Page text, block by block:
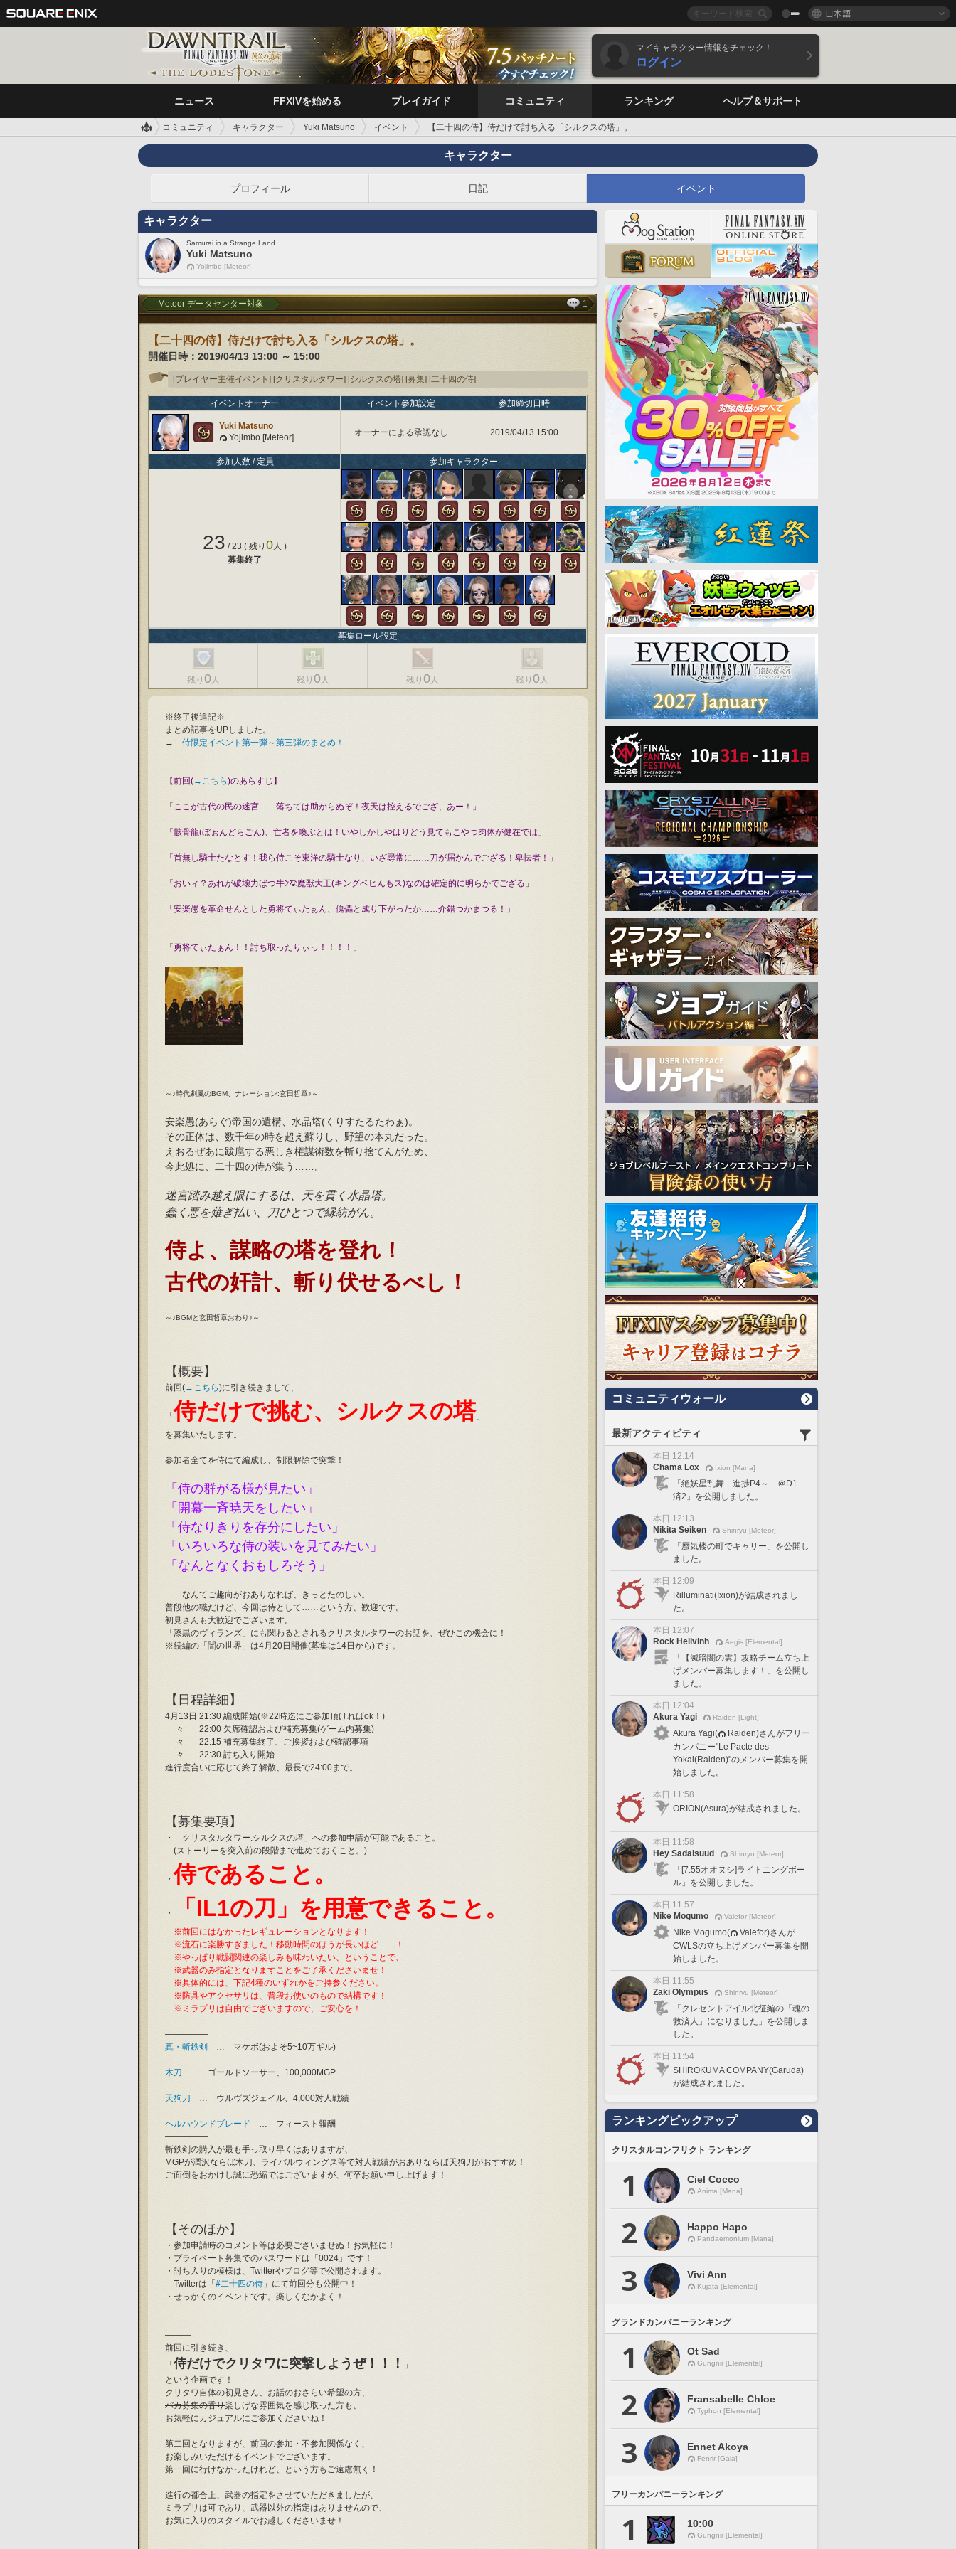
日本語
マイキャラクター情報をチェック！
ログイン
ニュース FFXIVを始める プレイガイド コミュニティ ランキング ヘルプ＆サポート
コミュニティ キャラクター Yuki Matsuno イベント 【二十四の侍】侍だけで討ち入る「シルクスの塔」。
キャラクター
プロフィール 日記 イベント
キャラクター
Samurai in a Strange Land
Yuki Matsuno
Yojimbo [Meteor]
Meteor データセンター対象 1
【二十四の侍】侍だけで討ち入る「シルクスの塔」。
開催日時： 2019/04/13 13:00 ～ 15:00
[プレイヤー主催イベント] [クリスタルタワー] [シルクスの塔] [募集] [二十四の侍]
イベントオーナー イベント参加設定 参加締切日時
Yuki Matsuno
Yojimbo [Meteor]
オーナーによる承認なし 2019/04/13 15:00
参加人数 / 定員 参加キャラクター
23 /23 ( 残り 0人 )
募集終了
募集ロール設定
残り 0 人 残り 0 人 残り 0 人 残り 0 人
※終了後追記※
まとめ記事をUPしました。
→ 侍限定イベント第一弾～第三弾のまとめ！
【前回(→こちら)のあらすじ】
「ここが古代の民の迷宮……落ちては助からぬぞ！夜天は控えるでござ、あー！」
「骸骨龍(ぼぉんどらごん)、亡者を喚ぶとは！いやしかしやはりどう見てもこやつ肉体が健在では」
「首無し騎士たなとす！我ら侍こそ東洋の騎士なり、いざ尋常に……刀が届かんでござる！卑怯者！」
「おいィ？あれが破壊力ばつ牛ﾝな魔獣大王(キングベヒんもス)なのは確定的に明らかでござる」
「安楽愚を革命せんとした勇将てぃたぁん、傀儡と成り下がったか……介錯つかまつる！」
「勇将てぃたぁん！！討ち取ったりぃっ！！！！」
～♪時代劇風のBGM、ナレーション:玄田哲章♪～
安楽愚(あらぐ)帝国の遺構、水晶塔(くりすたるたわぁ)。
その正体は、数千年の時を超え蘇りし、野望の本丸だった。
えおるぜあに跋扈する悪しき権謀術数を斬り捨てんがため、
今此処に、二十四の侍が集う……
。
迷宮踏み越え眼にするは、天を貫く水晶塔。
蠢く悪を薙ぎ払い、刀ひとつで縁紡がん。
侍よ、謀略の塔を登れ！
古代の奸計、斬り伏せるべし！
～♪BGMと玄田哲章おわり♪～
【概要】
前回(→こちら)に引き続きまして、
「 侍だけで挑む、シルクスの塔 」
を募集いたします。
参加者全てを侍にて編成し、制限解除で突撃！
「侍の群がる様が見たい」
「開幕一斉暁天をしたい」
「侍なりきりを存分にしたい」
「いろいろな侍の装いを見てみたい」
「なんとなくおもしろそう」
……なんてご趣向がおありなれば、きっとたのしい。
普段他の職だけど、今回は侍として……という方、歓迎です。
初見さんも大歓迎でございます。
「漆黒のヴィランズ」にも関わるとされるクリスタルタワーのお話を、ぜひこの機会に！
※続編の「闇の世界」は4月20日開催(募集は14日から)です。
【日程詳細】
4月13日 21:30 編成開始(※22時迄にご参加頂ければok！)
々  　 22:00 欠席確認および補充募集(ゲーム内募集)
々 　  22:15 補充募集終了、ご挨拶および確認事項
々 　  22:30 討ち入り開始
進行度合いに応じて終了解散、最長で24:00まで。
【募集要項】
・「クリスタルタワー:シルクスの塔」への参加申請が可能であること。
(ストーリーを突入前の段階まで進めておくこと。)
・ 侍であること。
・ 「IL1の刀」を用意できること。
※前回にはなかったレギュレーションとなります！
※流石に楽勝すぎました！移動時間のほうが長いほど……！
※やっぱり戦闘関連の楽しみも味わいたい、ということで、
※武器のみ指定 となりますことをご了承くださいませ！
※具体的には、下記4種のいずれかをご持参ください。
※防具やアクセサリは、普段お使いのもので結構です！
※ミラプリは自由でございますので、ご安心を！
―――――
真・斬鉄剣
…　マケボ(およそ5~10万ギル)
木刀 …　ゴールドソーサー、100,000MGP
天狗刀 …　ウルヴズジェイル、4,000対人戦績
ヘルハウンドブレード …　フィースト報酬
―――――
斬鉄剣の購入が最も手っ取り早くはありますが、
MGPが潤沢ならば木刀、ライバルウィングス等で対人戦績がおありならば天狗刀がおすすめ！
ご面倒をおかけし誠に恐縮ではございますが、何卒お願い申し上げます！
【そのほか】
・参加申請時のコメント等は必要ございませぬ！お気軽に！
・プライベート募集でのパスワードは「0024」です！
・討ち入りの模様は、Twitterやブログ等で公開されます。
Twitterは「 #二十四の侍 」にて前回分も公開中！
・せっかくのイベントです。楽しくなかよく！
―――
前回に引き続き、
「 侍だけでクリタワに突撃しようぜ！！！
」
という企画です！
クリタワ自体の初見さん、お話のおさらい希望の方、
バカ募集の香り楽しげな雰囲気を感じ取った方も、
お気軽にカジュアルにご参加くださいね！
第二回となりますが、前回の参加・不参加関係なく、
お楽しみいただけるイベントでございます。
第一回に行けなかったけれど、という方もご遠慮無く！
進行の都合上、武器の指定をさせていただきましたが、
ミラプリは可であり、武器以外の指定はありませんので、
お気に入りのスタイルでお越しくださいませ！
コミュニティウォール
最新アクティビティ
本日 12:14
Chama Lox
Ixion [Mana]
「絶妖星乱舞 進捗P4～ ＠D1
済2」を公開しました。
本日 12:13
Nikita Seiken
Shinryu [Meteor]
「蜃気楼の町でキャリー」を公開し
ました。
本日 12:09
Rilluminati(Ixion)が結成されまし
た。
本日 12:07
Rock Heilvinh
Aegis [Elemental]
「【滅暗闇の雲】攻略チーム立ち上
げメンバー募集します！」を公開し
ました。
本日 12:04
Akura Yagi
Raiden [Light]
Akura Yagi(
Raiden)さんがフリー
カンパニー"Le Pacte des
Yokai(Raiden)"のメンバー募集を開
始しました。
本日 11:58
ORION(Asura)が結成されました。
本日 11:58
Hey Sadalsuud
Shinryu [Meteor]
「[7.55オオヌシ]ライトニングボー
ル」を公開しました。
本日 11:57
Nike Mogumo
Valefor [Meteor]
Nike Mogumo(
Valefor)さんが
CWLSの立ち上げメンバー募集を開
始しました。
本日 11:55
Zaki Olympus
Shinryu [Meteor]
「クレセントアイル北征編の「魂の
救済人」になりました」を公開しま
した。
本日 11:54
SHIROKUMA COMPANY(Garuda)
が結成されました。
ランキングピックアップ
クリスタルコンフリクト ランキング
1 Ciel Cocco
Anima [Mana]
2 Happo Hapo
Pandaemonium [Mana]
3 Vivi Ann
Kujata [Elemental]
グランドカンパニーランキング
1 Ot Sad
Gungnir [Elemental]
2 Fransabelle Chloe
Typhon [Elemental]
3 Ennet Akoya
Fenrir [Gaia]
フリーカンパニーランキング
1 10:00
Gungnir [Elemental]